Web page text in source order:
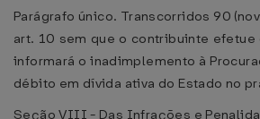
Parágrafo único. Transcorridos 90
art. 10 sem que o contribuinte
informará o inadimplemento à
débito em dívida ativa do Estado no
Seção VIII - Das Infrações e